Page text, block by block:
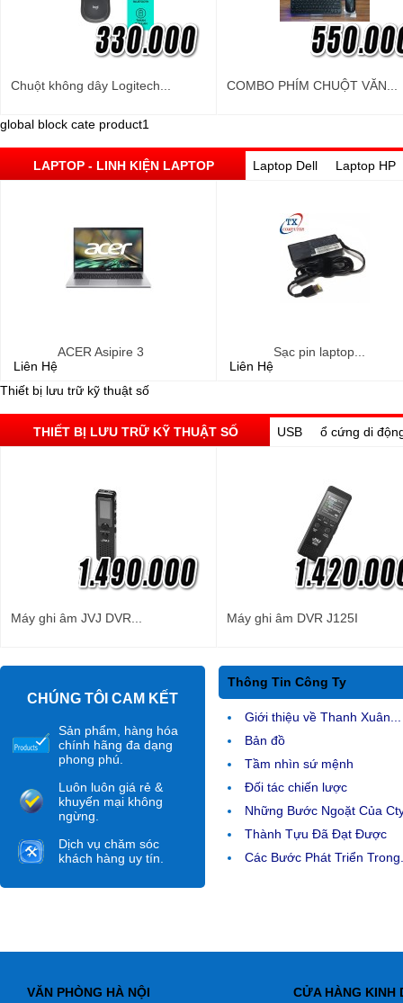
Chuột không dây Logitech... COMBO PHÍM CHUỘT VĂN...
global block cate product1
LAPTOP - LINH KIỆN LAPTOP Laptop Dell Laptop HP
Liên Hệ
ACER Asipire 3
Liên Hệ
Sạc pin laptop...
Thiết bị lưu trữ kỹ thuật số
THIẾT BỊ LƯU TRỮ KỸ THUẬT SỐ USB ổ cứng di
Máy ghi âm JVJ DVR... Máy ghi âm DVR J125I
CHÚNG TÔI CAM KẾT
Sản phẩm, hàng hóa
chính hãng đa dạng
phong phú.
Luôn luôn giá rẻ &
khuyến mại không
ngừng.
Dịch vụ chăm sóc
khách hàng uy tín.
Thông Tin Công Ty
Giới thiệu về Thanh Xuân...
Bản đồ
Tầm nhìn sứ mệnh
Đối tác chiến lược
Những Bước Ngoặt Của
Thành Tựu Đã Đạt Được
Các Bước Phát Triển
VĂN PHÒNG HÀ NỘI
CỬA HÀNG KINH